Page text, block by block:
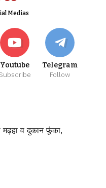
Medias
Youtube Telegram
Follow